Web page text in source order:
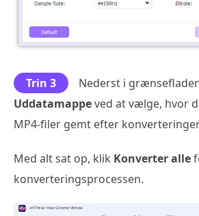
Trin 3
Nederst i
Uddatamappeved at vælge, hvor
MP4-filer gemt efter
Med alt sat op, klik Konverter alle
konverteringsprocessen.